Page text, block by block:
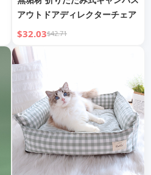
アウトドアディレクターチェア
$32.03$42.71